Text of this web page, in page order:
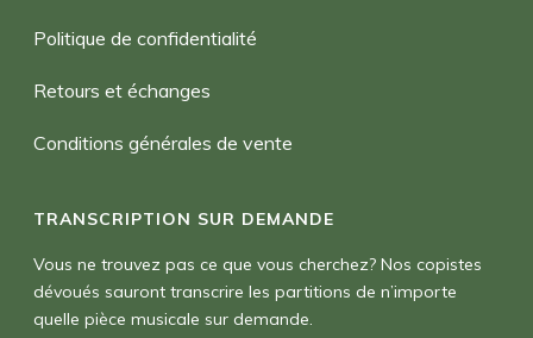
Politique de confidentialité
Retours et échanges
Conditions générales de vente
TRANSCRIPTION SUR DEMANDE
Vous ne trouvez pas ce que vous cherchez? Nos copistes
dévoués sauront transcrire les partitions de n’importe
quelle pièce musicale sur demande.